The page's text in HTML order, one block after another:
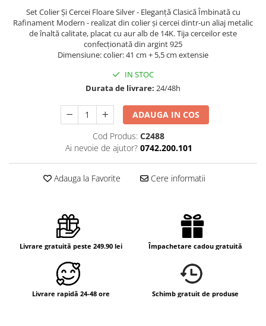
Set Colier Și Cercei Floare Silver - Eleganță Clasică Îmbinată cu
Rafinament Modern - realizat din colier și cercei dintr-un aliaj metalic
de înaltă calitate, placat cu aur alb de 14K. Tija cerceilor este
confecționată din argint 925
Dimensiune: colier: 41 cm + 5,5 cm extensie
IN STOC
Durata de livrare: 24/48h
ADAUGA IN COS
Cod Produs: C2488
Ai nevoie de ajutor? 0742.200.101
Adauga la Favorite Cere informatii
Livrare gratuită peste 249.90 lei Împachetare cadou gratuită
Livrare rapidă 24-48 ore Schimb gratuit de produse